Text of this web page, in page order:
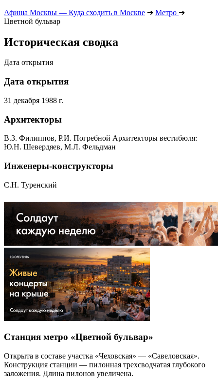
Афиша Москвы — Куда сходить в Москве ➔ Метро ➔
Цветной бульвар
Историческая сводка
Дата открытия
Дата открытия
31 декабря 1988 г.
Архитекторы
В.З. Филиппов, Р.И. Погребной Архитекторы вестибюля:
Ю.Н. Шевердяев, М.Л. Фельдман
Инженеры-конструкторы
С.Н. Туренский
Станция метро «Цветной бульвар»
Открыта в составе участка «Чеховская» — «Савеловская».
Конструкция станции — пилонная трехсводчатая глубокого
заложения. Длина пилонов увеличена.